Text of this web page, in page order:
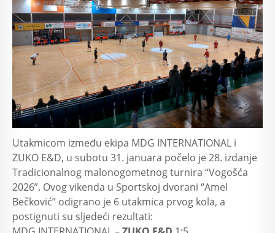
Utakmicom između ekipa MDG INTERNATIONAL i
ZUKO E&D, u subotu 31. januara počelo je 28. izdanje
Tradicionalnog malonogometnog turnira “Vogošća
2026”. Ovog vikenda u Sportskoj dvorani “Amel
Bečković” odigrano je 6 utakmica prvog kola, a
postignuti su sljedeći rezultati: